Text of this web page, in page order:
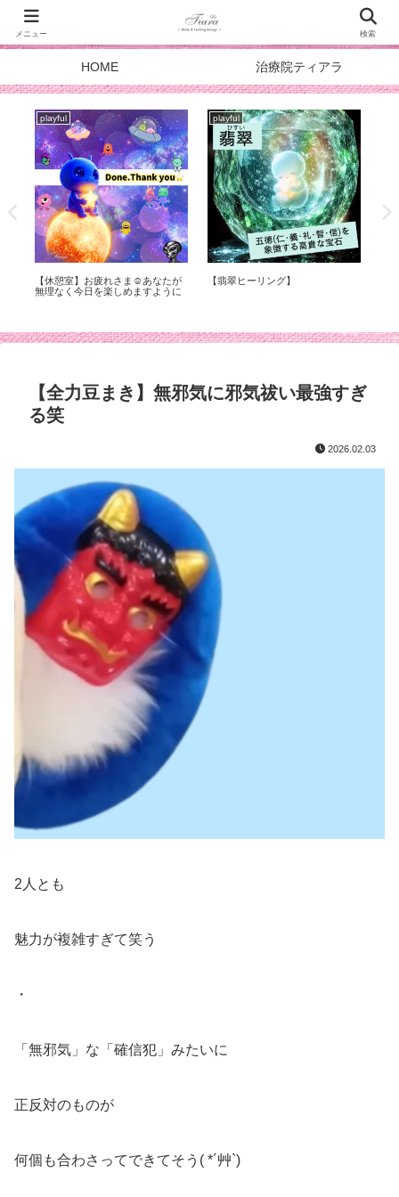
HOME 治療院ティアラ
☺︎あなたが
ますように
playful
【翡翠ヒーリング】
playful
スターシードのパワースポット☺︎
【全力豆まき】無邪気に邪気祓い最強すぎ
る笑
2026.02.03
2人とも
魅力が複雑すぎて笑う
・
「無邪気」な「確信犯」みたいに
正反対のものが
何個も合わさってできてそう( *´艸`)
メニュー 検索